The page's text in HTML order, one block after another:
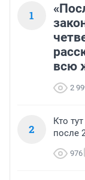
1
всю
2
2
Кто
после
976